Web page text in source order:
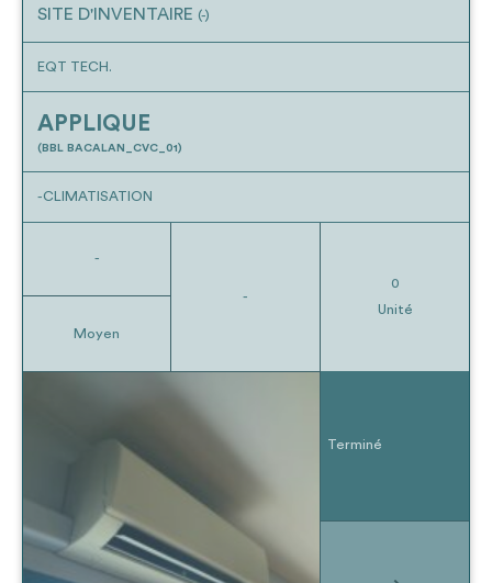
SITE D'INVENTAIRE (-)
EQT TECH.
APPLIQUE
(BBL BACALAN_CVC_01)
-CLIMATISATION
-
Moyen
-
0
Unité
Terminé